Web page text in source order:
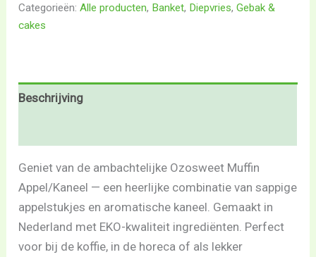
Categorieën:Alle producten, Banket, Diepvries,Gebak &
cakes
Beschrijving
Geniet van de ambachtelijke Ozosweet Muffin
Appel/Kaneel — een heerlijke combinatie van sappige
appelstukjes en aromatische kaneel. Gemaakt in
Nederland met EKO-kwaliteit ingrediënten. Perfect
voor bij de koffie, in de horeca of als lekker